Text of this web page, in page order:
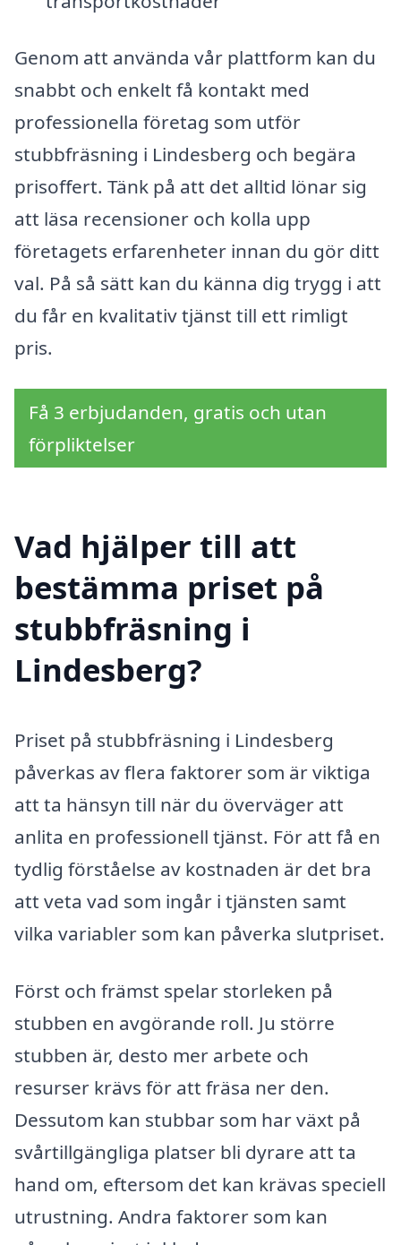
Genom att använda vår plattform kan du
snabbt och enkelt få kontakt med
professionella företag som utför
stubbfräsning i Lindesberg och begära
prisoffert. Tänk på att det alltid lönar sig
att läsa recensioner och kolla upp
företagets erfarenheter innan du gör ditt
val. På så sätt kan du känna dig trygg i att
du får en kvalitativ tjänst till ett rimligt
pris.
Få 3 erbjudanden, gratis och utan
förpliktelser
Vad hjälper till att
bestämma priset på
stubbfräsning i
Lindesberg?
Priset på stubbfräsning i Lindesberg
påverkas av flera faktorer som är viktiga
att ta hänsyn till när du överväger att
anlita en professionell tjänst. För att få en
tydlig förståelse av kostnaden är det bra
att veta vad som ingår i tjänsten samt
vilka variabler som kan påverka slutpriset.
Först och främst spelar storleken på
stubben en avgörande roll. Ju större
stubben är, desto mer arbete och
resurser krävs för att fräsa ner den.
Dessutom kan stubbar som har växt på
svårtillgängliga platser bli dyrare att ta
hand om, eftersom det kan krävas speciell
utrustning. Andra faktorer som kan